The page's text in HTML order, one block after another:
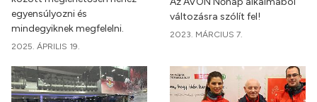
egyensúlyozni és
mindegyiknek megfelelni.
2025. ÁPRILIS 19.
változásra szólít fel!
2023. MÁRCIUS 7.